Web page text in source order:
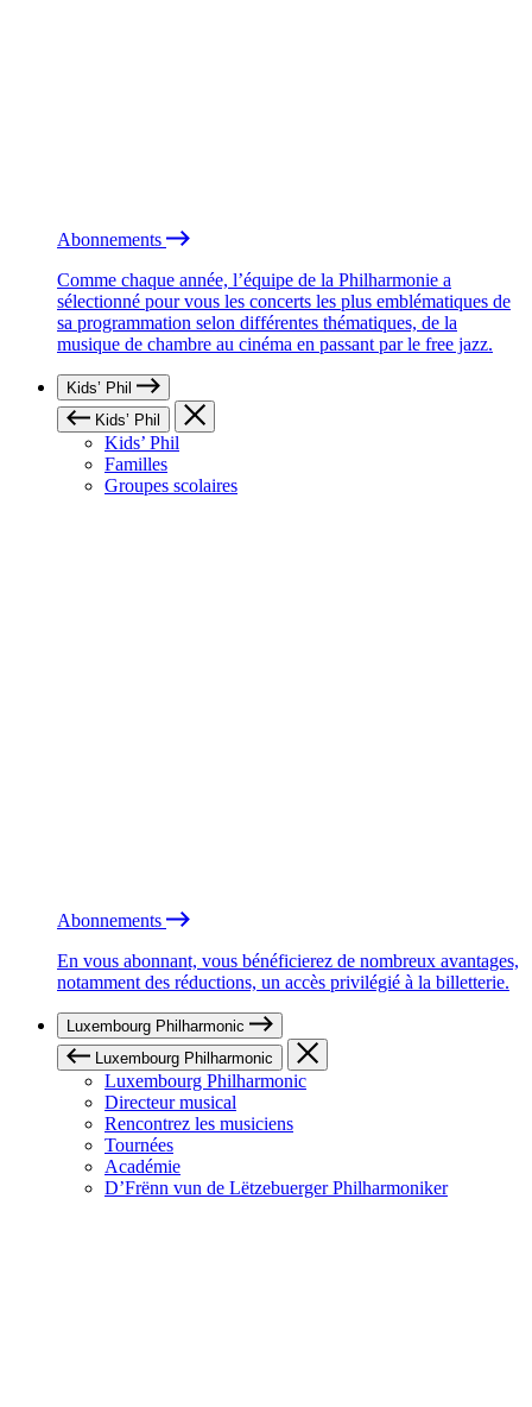
Abonnements
Comme chaque année, l’équipe de la Philharmonie a
sélectionné pour vous les concerts les plus emblématiques de
sa programmation selon différentes thématiques, de la
musique de chambre au cinéma en passant par le free jazz.
Kids’ Phil
Kids’ Phil
Kids’ Phil
Familles
Groupes scolaires
Abonnements
En vous abonnant, vous bénéficierez de nombreux avantages,
notamment des réductions, un accès privilégié à la billetterie.
Luxembourg Philharmonic
Luxembourg Philharmonic
Luxembourg Philharmonic
Directeur musical
Rencontrez les musiciens
Tournées
Académie
D’Frënn vun de Lëtzebuerger Philharmoniker